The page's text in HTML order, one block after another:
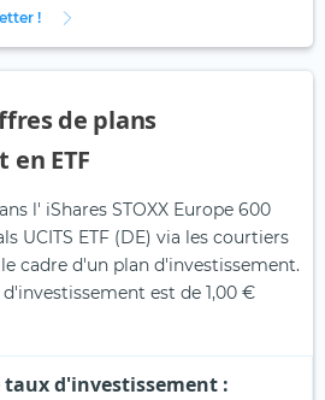
!
de plans
ETF
l' iShares STOXX Europe 600
UCITS ETF (DE) via les courtiers
cadre d'un plan d'investissement.
est de 1,00 €
taux d'investissement :